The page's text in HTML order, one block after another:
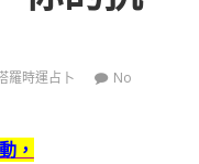
羅時運占卜
No
，